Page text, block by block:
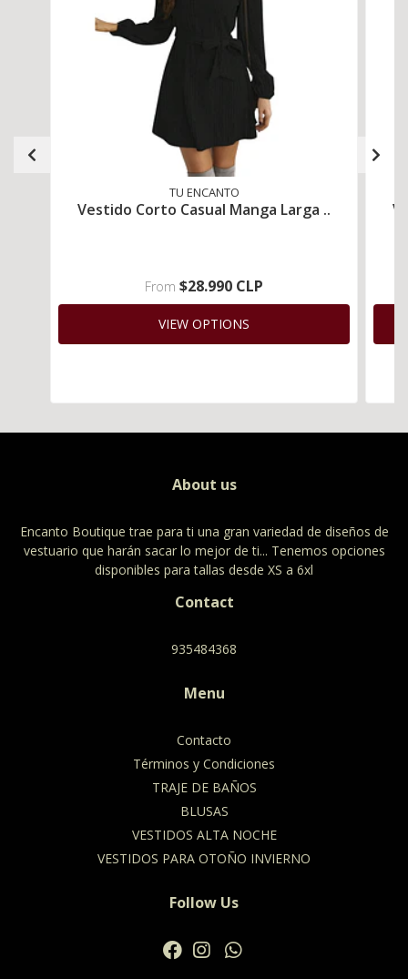
TU ENCANTO
Vestido Corto Casual Manga Larga ..
From $28.990 CLP
VIEW OPTIONS
About us
Encanto Boutique trae para ti una gran variedad de diseños de
vestuario que harán sacar lo mejor de ti... Tenemos opciones
disponibles para tallas desde XS a 6xl
Contact
935484368
Menu
Contacto
Términos y Condiciones
TRAJE DE BAÑOS
BLUSAS
VESTIDOS ALTA NOCHE
VESTIDOS PARA OTOÑO INVIERNO
Follow Us